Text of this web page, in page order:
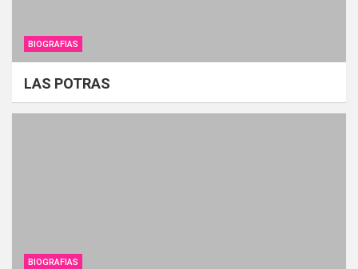
BIOGRAFIAS
LAS POTRAS
BIOGRAFIAS